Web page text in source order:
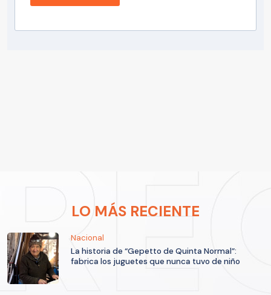
LO MÁS RECIENTE
Nacional
La historia de “Gepetto de Quinta Normal”:
fabrica los juguetes que nunca tuvo de niño